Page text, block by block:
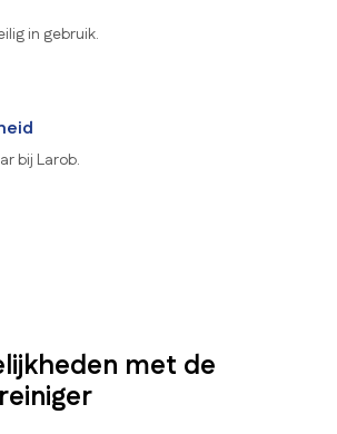
in gebruik.
bij Larob.
met de